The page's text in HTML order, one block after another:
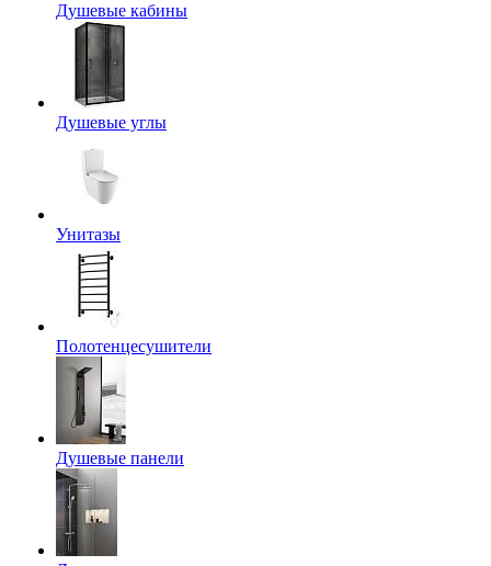
Душевые кабины
Душевые углы
Унитазы
Полотенцесушители
Душевые панели